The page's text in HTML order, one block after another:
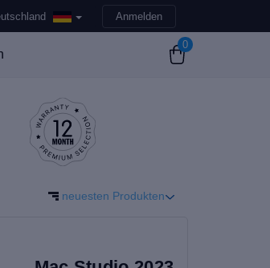
Anmelden
0
neuesten Produkten